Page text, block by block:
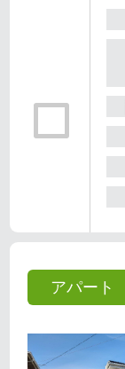
アパート